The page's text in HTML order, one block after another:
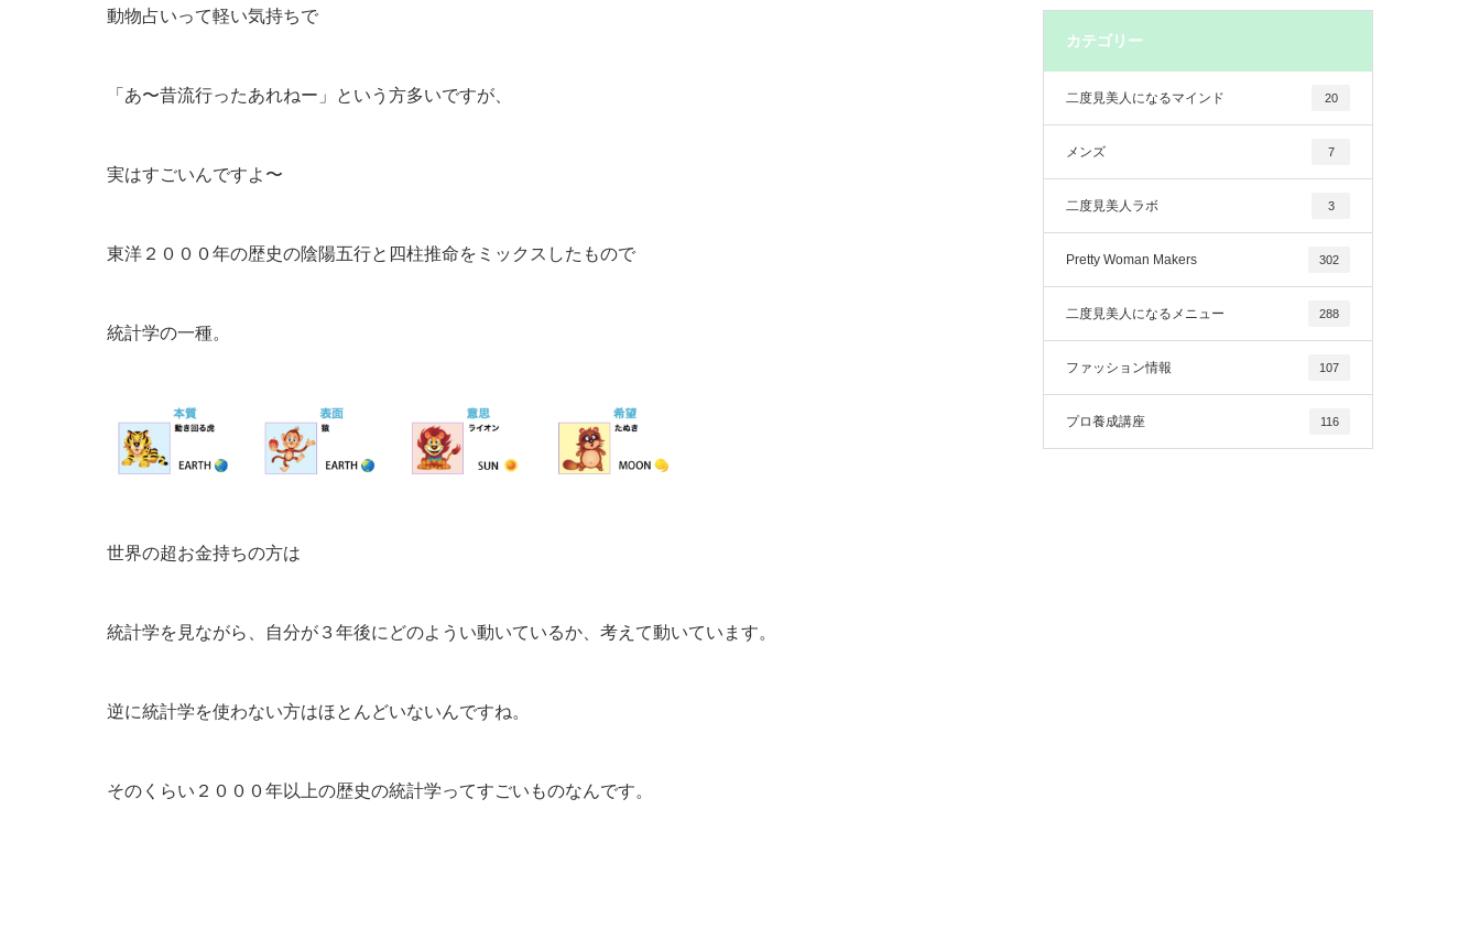
動物占いって軽い気持ちで
「あ〜昔流行ったあれねー」という方多いですが、
実はすごいんですよ〜
東洋２０００年の歴史の陰陽五行と四柱推命をミックスしたもので
統計学の一種。
世界の超お金持ちの方は
統計学を見ながら、自分が３年後にどのようい動いているか、考えて動いています。
逆に統計学を使わない方はほとんどいないんですね。
そのくらい２０００年以上の歴史の統計学ってすごいものなんです。
カテゴリー
二度見美人になるマインド 20
メンズ 7
二度見美人ラボ 3
Pretty Woman Makers 302
二度見美人になるメニュー 288
ファッション情報 107
プロ養成講座 116